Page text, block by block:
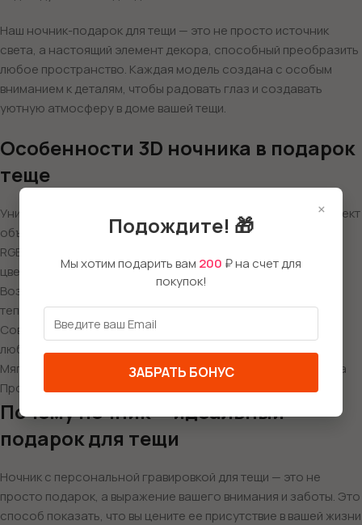
Наш ночник-подарок для тещи — это не просто источник
света, а настоящий элемент декора, способный преобразить
любое пространство. Каждая модель создана с особым
вниманием к деталям, чтобы радовать глаз и создавать
уютную атмосферу в доме вашей тещи.
Особенности 3D ночника в подарок
теще
Уникальная 3D технология, создающая впечатляющий эффект
объемного изображения
RGB подсветка с возможностью выбора из множества
цветовых решений
Возможность нанесения персональной гравировки с
теплыми словами или поздравлением
Современный дизайн, который гармонично вписывается в
любой интерьер
Мягкий, приятный свет, создающий атмосферу тепла и уюта
Простота использования и долговечность
Почему ночник — идеальный
подарок для тещи
Ночник с персональной гравировкой для тещи — это не
просто подарок, а выражение вашего внимания и заботы. Это
способ показать, что вы цените ее присутствие в вашей жизни
×
Подождите! 🎁
Мы хотим подарить вам 200 ₽ на счет для
покупок!
ЗАБРАТЬ БОНУС